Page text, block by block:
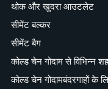
थोक और खुदरा आउटलेट
सीमेंट बल्कर
सीमेंट बैग
कोल्ड चेन गोदाम से विभिन्न
कोल्ड चेन गोदामबंदरगाहों के